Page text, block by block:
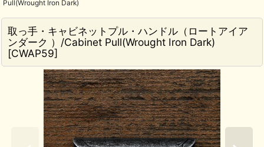
Pull(Wrought Iron Dark)
取っ手・キャビネットプル・ハンドル（ロートアイア
ンダーク ）/Cabinet Pull(Wrought Iron Dark)
[CWAP59]